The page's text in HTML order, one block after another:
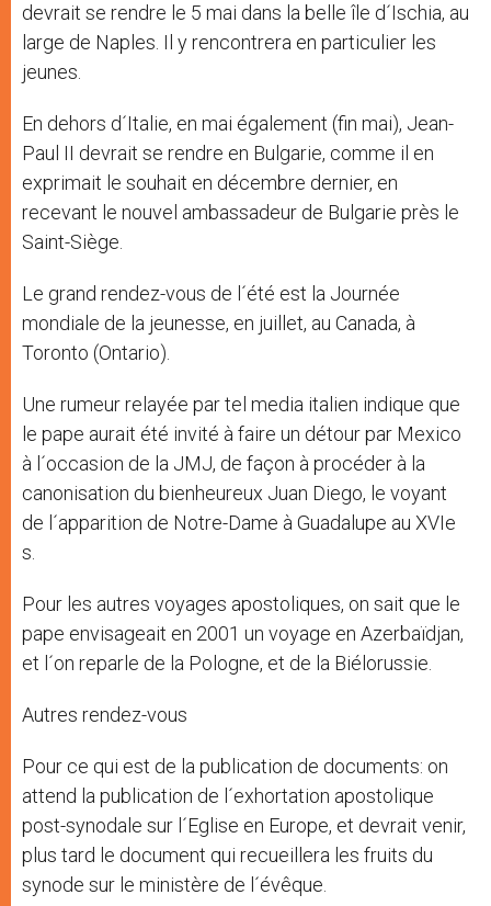
devrait se rendre le 5 mai dans la belle île d´Ischia, au
large de Naples. Il y rencontrera en particulier les
jeunes.
En dehors d´Italie, en mai également (fin mai), Jean-
Paul II devrait se rendre en Bulgarie, comme il en
exprimait le souhait en décembre dernier, en
recevant le nouvel ambassadeur de Bulgarie près le
Saint-Siège.
Le grand rendez-vous de l´été est la Journée
mondiale de la jeunesse, en juillet, au Canada, à
Toronto (Ontario).
Une rumeur relayée par tel media italien indique que
le pape aurait été invité à faire un détour par Mexico
à l´occasion de la JMJ, de façon à procéder à la
canonisation du bienheureux Juan Diego, le voyant
de l´apparition de Notre-Dame à Guadalupe au XVIe
s.
Pour les autres voyages apostoliques, on sait que le
pape envisageait en 2001 un voyage en Azerbaïdjan,
et l´on reparle de la Pologne, et de la Biélorussie.
Autres rendez-vous
Pour ce qui est de la publication de documents: on
attend la publication de l´exhortation apostolique
post-synodale sur l´Eglise en Europe, et devrait venir,
plus tard le document qui recueillera les fruits du
synode sur le ministère de l´évêque.